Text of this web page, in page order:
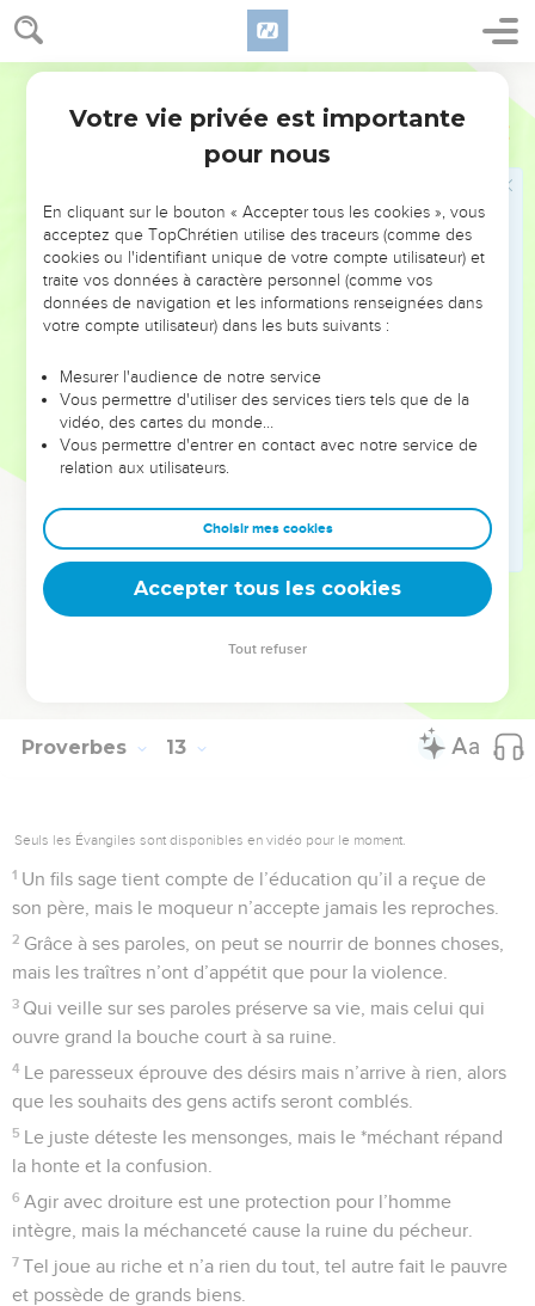
Proverbes 12
20 La tromperie imprègne le cœur des artisans du mal, mais
la joie est pour ceux qui donnent des conseils visant à la
paix.
Aucune calamité n’atteint le juste, mais les méchants sont
ceux qui sont véridiques lui font plaisir.
L’homme avisé cache son savoir, mais l’insensé proclame
bien haut sa sottise.
Ceux qui travaillent beaucoup s’assurent la direction des
affaires, mais les nonchalants seront réduits à l’esclavage.
Le souci au fond du cœur déprime un homme, mais une
parole d’encouragement lui rend la joie.
Le juste sert de guide à ses compagnons, mais la conduite
des méchants les égare.
précieux de l’homme, c’est l’activité.
La vie se trouve sur le chemin de la justice : cette voie-là
préserve de la mort.
La Bible Du Semeur Copyright © 1992, 1999 by Biblica, Inc.® Used by permission.
Proverbes 13
Seuls les Évangiles sont disponibles en vidéo pour le moment.
1 Un fils sage tient compte de l’éducation qu’il a reçue de
son père, mais le moqueur n’accepte jamais les reproches.
2 Grâce à ses paroles, on peut se nourrir de bonnes choses,
mais les traîtres n’ont d’appétit que pour la violence.
3 Qui veille sur ses paroles préserve sa vie, mais celui qui
ouvre grand la bouche court à sa ruine.
4 Le paresseux éprouve des désirs mais n’arrive à rien, alors
que les souhaits des gens actifs seront comblés.
5 Le juste déteste les mensonges, mais le *méchant répand
la honte et la confusion.
6 Agir avec droiture est une protection pour l’homme
intègre, mais la méchanceté cause la ruine du pécheur.
7 Tel joue au riche et n’a rien du tout, tel autre fait le pauvre
et possède de grands biens.
Votre vie privée est importante
pour nous
En cliquant sur le bouton « Accepter tous les cookies », vous
acceptez que TopChrétien utilise des traceurs (comme des
cookies ou l'identifiant unique de votre compte utilisateur) et
traite vos données à caractère personnel (comme vos
données de navigation et les informations renseignées dans
votre compte utilisateur) dans les buts suivants :
Mesurer l'audience de notre service
Vous permettre d'utiliser des services tiers tels que de la
vidéo, des cartes du monde…
Vous permettre d'entrer en contact avec notre service de
relation aux utilisateurs.
Choisir mes cookies
Accepter tous les cookies
Tout refuser